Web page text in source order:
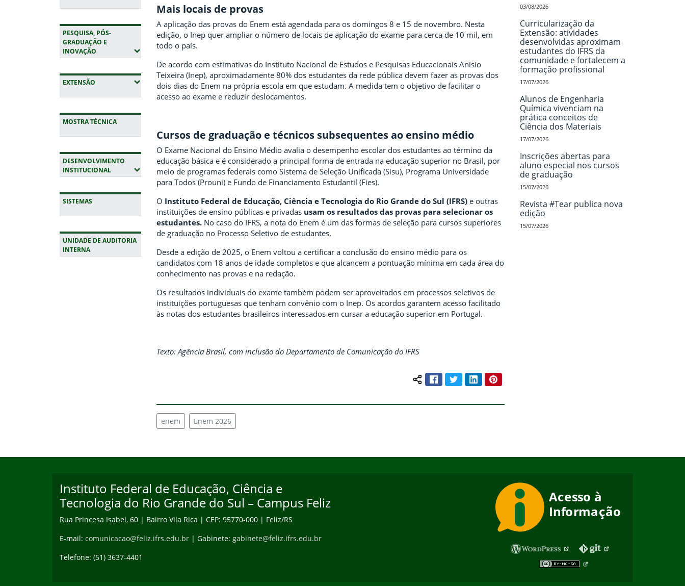
PESQUISA, PÓS-
GRADUAÇÃO E
INOVAÇÃO (EXPANDIR SUBMENUS)
EXTENSÃO (EXPANDIR SUBMENUS)
MOSTRA TÉCNICA
DESENVOLVIMENTO
INSTITUCIONAL(EXPANDIR SUBMENUS)
SISTEMAS
UNIDADE DE AUDITORIA
INTERNA
Mais locais de provas
A aplicação das provas do Enem está agendada para os domingos 8 e 15 de novembro. Nesta
edição, o Inep quer ampliar o número de locais de aplicação do exame para cerca de 10 mil, em
todo o país.
De acordo com estimativas do Instituto Nacional de Estudos e Pesquisas Educacionais Anísio
Teixeira (Inep), aproximadamente 80% dos estudantes da rede pública devem fazer as provas dos
dois dias do Enem na própria escola em que estudam. A medida tem o objetivo de facilitar o
acesso ao exame e reduzir deslocamentos.
Cursos de graduação e técnicos subsequentes ao ensino médio
O Exame Nacional do Ensino Médio avalia o desempenho escolar dos estudantes ao término da
educação básica e é considerado a principal forma de entrada na educação superior no Brasil, por
meio de programas federais como Sistema de Seleção Unificada (Sisu), Programa Universidade
para Todos (Prouni) e Fundo de Financiamento Estudantil (Fies).
O Instituto Federal de Educação, Ciência e Tecnologia do Rio Grande do Sul (IFRS) e outras
instituições de ensino públicas e privadas usam os resultados das provas para selecionar os
estudantes. No caso do IFRS, a nota do Enem é um das formas de seleção para cursos superiores
de graduação no Processo Seletivo de estudantes.
Desde a edição de 2025, o Enem voltou a certificar a conclusão do ensino médio para os
candidatos com 18 anos de idade completos e que alcancem a pontuação mínima em cada área do
conhecimento nas provas e na redação.
Os resultados individuais do exame também podem ser aproveitados em processos seletivos de
instituições portuguesas que tenham convênio com o Inep. Os acordos garantem acesso facilitado
às notas dos estudantes brasileiros interessados em cursar a educação superior em Portugal.
Texto: Agência Brasil, com inclusão do Departamento de Comunicação do IFRS
Compartilhar conteúdo:
FacebookTwitterLinkedInPinterest
enem Enem 2026
03/08/2026
Curricularização da
Extensão: atividades
desenvolvidas aproximam
estudantes do IFRS da
comunidade e fortalecem a
formação profissional
17/07/2026
Alunos de Engenharia
Química vivenciam na
prática conceitos de
Ciência dos Materiais
17/07/2026
Inscrições abertas para
aluno especial nos cursos
de graduação
15/07/2026
Revista #Tear publica nova
edição
15/07/2026
Instituto Federal de Educação, Ciência e
Tecnologia do Rio Grande do Sul – Campus Feliz
Rua Princesa Isabel, 60 | Bairro Vila Rica | CEP: 95770-000 | Feliz/RS
E-mail: comunicacao@feliz.ifrs.edu.br | Gabinete: gabinete@feliz.ifrs.edu.br
Telefone: (51) 3637-4401